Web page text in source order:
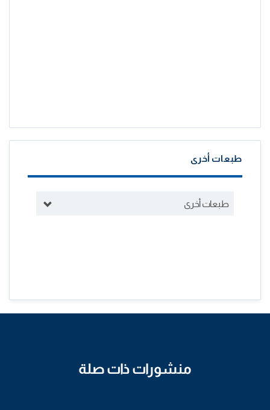
طبعات أخرى
طبعات أخرى
منشورات ذات صلة